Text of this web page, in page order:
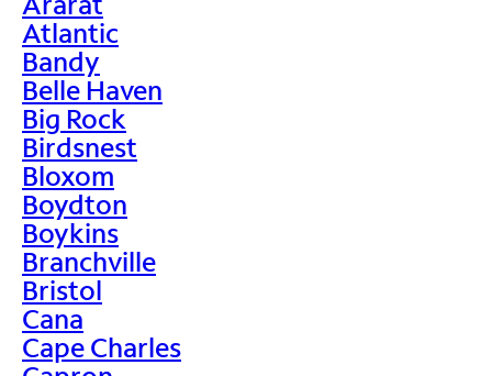
Atlantic
Bandy
Belle Haven
Big Rock
Birdsnest
Bloxom
Boydton
Boykins
Branchville
Bristol
Cana
Cape Charles